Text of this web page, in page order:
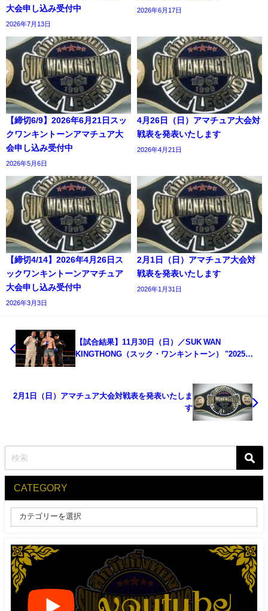
大会申し込み受付中
2026年7月13日
2026年6月17日
【締切6/9】2026年6月21日スッ
クワンキントーンアマチュア大
会申し込み受付中
2026年5月6日
4月26日（日）アマチュア大会対
戦表を発表いたします
2026年4月21日
【締切4/14】2026年4月26日ス
ックワンキントーンアマチュア
大会申し込み受付中
2026年3月3日
2月1日（日）アマチュア大会対
戦表を発表いたします
2026年1月31日
【試合結果】11月30日（日）／SUK WAN
KINGTHONG（スック・ワンキントーン） "2025
2月1日（日）アマチュア大会対戦表を発表いたしま
す
CATEGORY